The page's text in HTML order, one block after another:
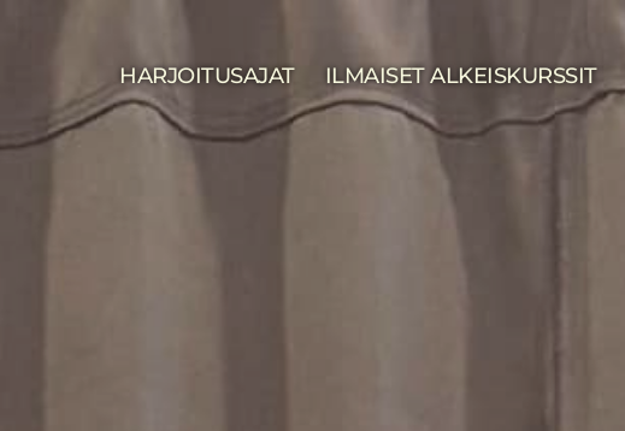
HARJOITUSAJAT ILMAISET ALKEISKURSSIT